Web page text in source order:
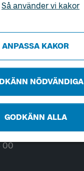
Så använder vi kakor
ANPASSA KAKOR
NÖDVÄNDIGA
GODKÄNN ALLA
22.
08-22.
00